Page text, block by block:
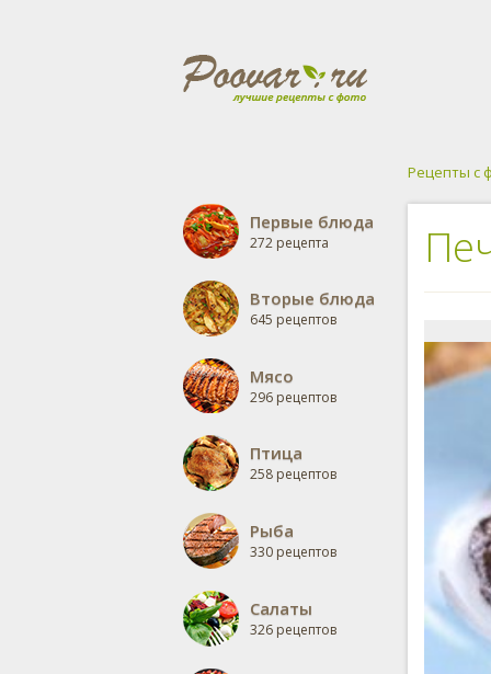
Первые блюда
272 рецепта
Вторые блюда
645 рецептов
Мясо
296 рецептов
Птица
258 рецептов
Рыба
330 рецептов
Салаты
326 рецептов
Рецепты с